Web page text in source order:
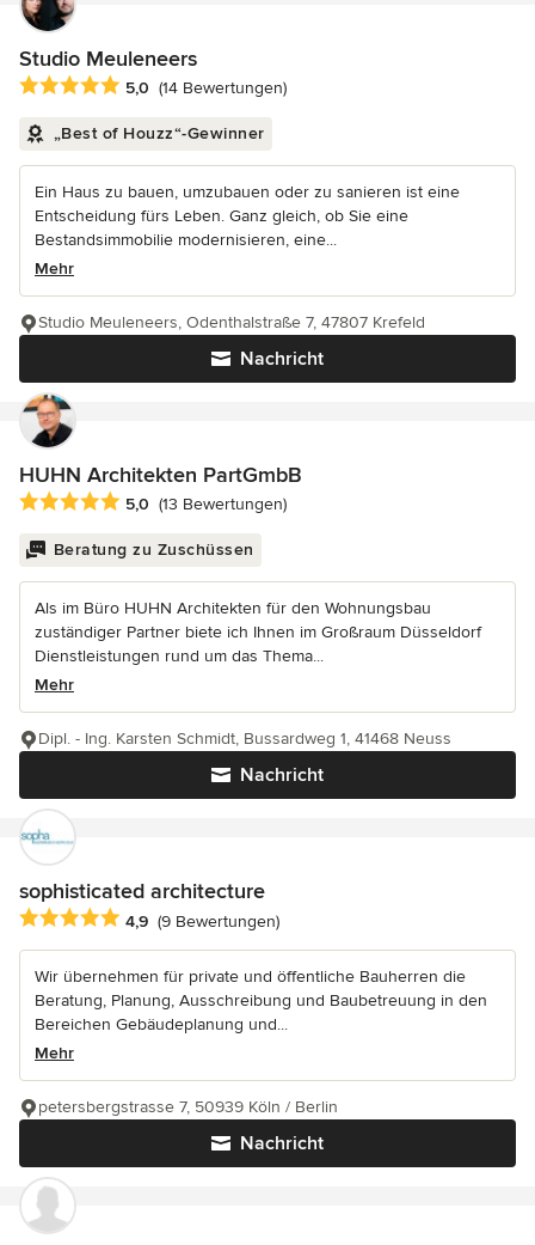
Studio Meuleneers
Durchschnittliche Bewertung: 5 von 5 Sternen
5,0 (14 Bewertungen)
„Best of Houzz“-Gewinner
Ein Haus zu bauen, umzubauen oder zu sanieren ist eine
Entscheidung fürs Leben. Ganz gleich, ob Sie eine
Bestandsimmobilie modernisieren, eine...
Mehr
Nachricht
Studio Meuleneers, Odenthalstraße 7, 47807 Krefeld
HUHN Architekten PartGmbB
Durchschnittliche Bewertung: 5 von 5 Sternen
5,0 (13 Bewertungen)
Beratung zu Zuschüssen
Als im Büro HUHN Architekten für den Wohnungsbau
zuständiger Partner biete ich Ihnen im Großraum Düsseldorf
Dienstleistungen rund um das Thema...
Mehr
Nachricht
Dipl. - Ing. Karsten Schmidt, Bussardweg 1, 41468 Neuss
sophisticated architecture
Durchschnittliche Bewertung: 4.9 von 5 Sternen
4,9 (9 Bewertungen)
Wir übernehmen für private und öffentliche Bauherren die
Beratung, Planung, Ausschreibung und Baubetreuung in den
Bereichen Gebäudeplanung und...
Mehr
Nachricht
petersbergstrasse 7, 50939 Köln / Berlin